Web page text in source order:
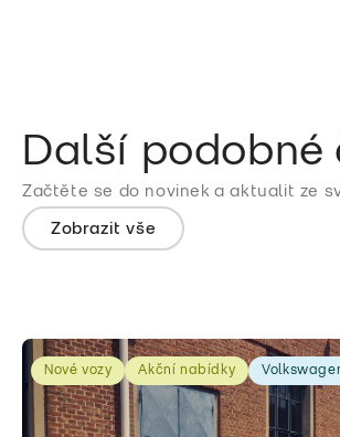
Další podobné
Začtěte se do novinek a aktualit ze
Zobrazit vše
Nové vozy Akční nabídky